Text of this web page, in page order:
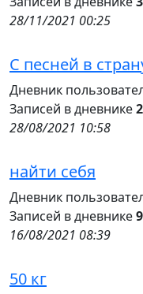
28/11/2021 00:25
С песней в
Дневник
Записей в дневнике
28/08/2021 10:58
найти себя
Дневник
Записей в дневнике
16/08/2021 08:39
50 кг